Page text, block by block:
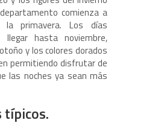
comienza a
la primavera. Los días
llegar hasta noviembre,
y los colores dorados
permitiendo disfrutar de
las noches ya sean más
típicos.